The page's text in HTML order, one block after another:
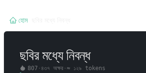
হোম
ছবির মধ্যে নিবন্ধ
807· ৪৩৭ অক্ষর· ≈ ১২৯tokens